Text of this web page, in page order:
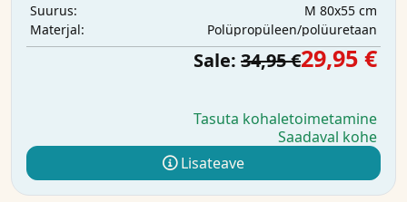
Suurus:
M 80x55 cm
Materjal:
Polüpropüleen/polüuretaan
Sale: 34,95 €29,95 €
Tasuta kohaletoimetamine
Saadaval kohe
Lisateave